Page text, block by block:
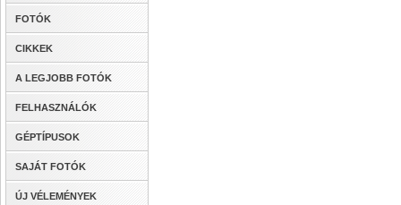
FOTÓK
CIKKEK
A LEGJOBB FOTÓK
FELHASZNÁLÓK
GÉPTÍPUSOK
SAJÁT FOTÓK
ÚJ VÉLEMÉNYEK